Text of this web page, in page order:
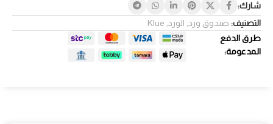
شارك:
التصنيف: صندوق ورد, الورد,
Klue
طرق الدفع
المدعومة: